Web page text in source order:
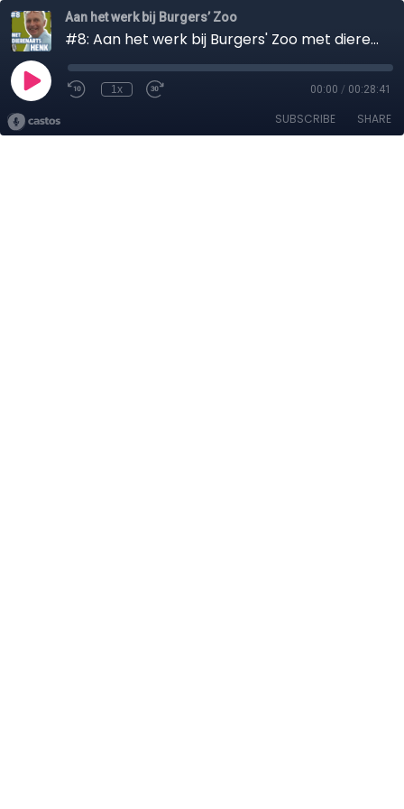
Aan het werk bij Burgers’ Zoo
#8: Aan het werk bij Burgers' Zoo met dierenarts Henk Luten
1x 00:00 / 00:28:41
SUBSCRIBE SHARE